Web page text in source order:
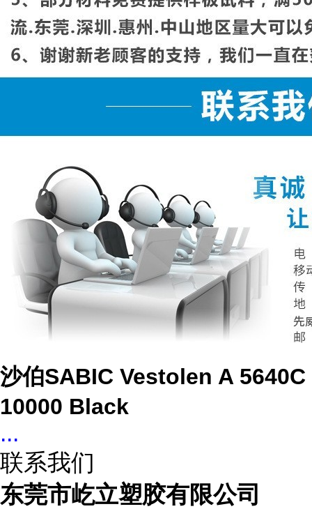
沙伯SABIC Vestolen A 5640C
10000 Black
...
联系我们
东莞市屹立塑胶有限公司